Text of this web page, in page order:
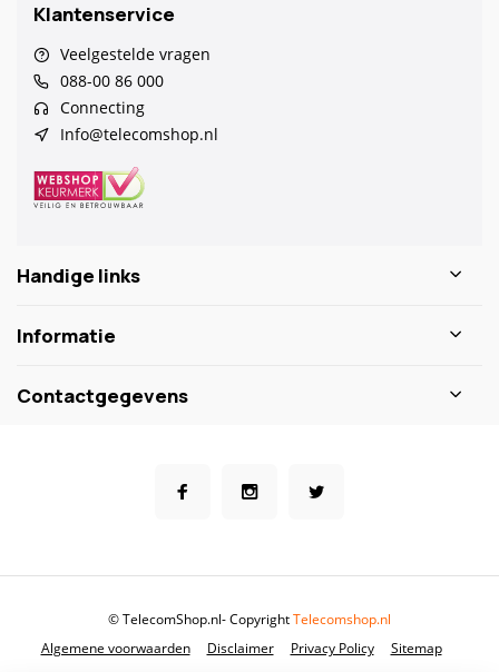
Klantenservice
Veelgestelde vragen
088-00 86 000
Connecting
Info@telecomshop.nl
Handige links
Informatie
Contactgegevens
Algemene voorwaarden Disclaimer Privacy Policy Sitemap
© TelecomShop.nl- CopyrightTelecomshop.nl